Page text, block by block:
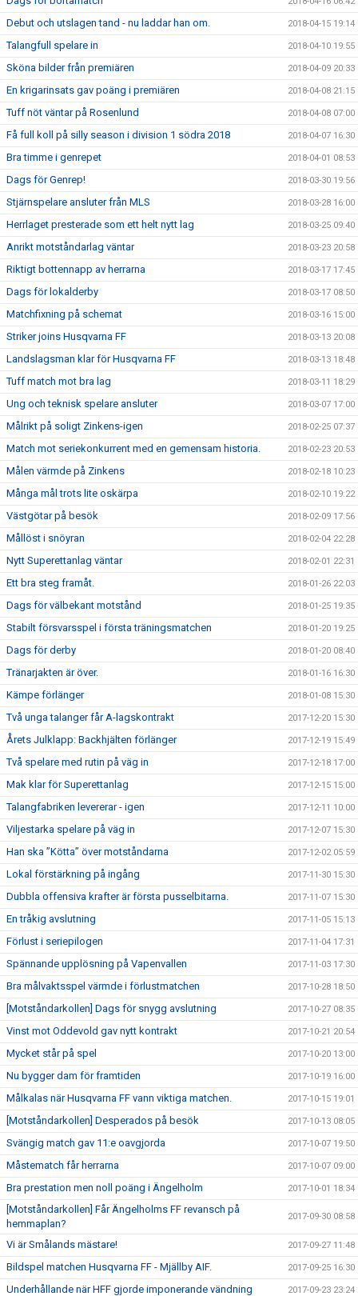
Debut och utslagen tand - nu laddar han om. 2018-04-15 19:14
Talangfull spelare in 2018-04-10 19:55
Sköna bilder från premiären 2018-04-09 20:33
En krigarinsats gav poäng i premiären 2018-04-08 21:15
Tuff nöt väntar på Rosenlund 2018-04-08 07:00
Få full koll på silly season i division 1 södra 2018 2018-04-07 16:30
Bra timme i genrepet 2018-04-01 08:53
Dags för Genrep! 2018-03-30 19:56
Stjärnspelare ansluter från MLS 2018-03-28 16:00
Herrlaget presterade som ett helt nytt lag 2018-03-25 09:40
Anrikt motståndarlag väntar 2018-03-23 20:58
Riktigt bottennapp av herrarna 2018-03-17 17:45
Dags för lokalderby 2018-03-17 08:50
Matchfixning på schemat 2018-03-16 15:00
Striker joins Husqvarna FF 2018-03-13 20:08
Landslagsman klar för Husqvarna FF 2018-03-13 18:48
Tuff match mot bra lag 2018-03-11 18:29
Ung och teknisk spelare ansluter 2018-03-07 17:00
Målrikt på soligt Zinkens-igen 2018-02-25 07:37
Match mot seriekonkurrent med en gemensam historia. 2018-02-23 20:53
Målen värmde på Zinkens 2018-02-18 10:23
Många mål trots lite oskärpa 2018-02-10 19:22
Västgötar på besök 2018-02-09 17:56
Mållöst i snöyran 2018-02-04 22:28
Nytt Superettanlag väntar 2018-02-01 22:31
Ett bra steg framåt. 2018-01-26 22:03
Dags för välbekant motstånd 2018-01-25 19:35
Stabilt försvarsspel i första träningsmatchen 2018-01-20 19:25
Dags för derby 2018-01-20 08:40
Tränarjakten är över. 2018-01-16 16:30
Kämpe förlänger 2018-01-08 15:30
Två unga talanger får A-lagskontrakt 2017-12-20 15:30
Årets Julklapp: Backhjälten förlänger 2017-12-19 15:49
Två spelare med rutin på väg in 2017-12-18 17:00
Mak klar för Superettanlag 2017-12-15 15:00
Talangfabriken levererar - igen 2017-12-11 10:00
Viljestarka spelare på väg in 2017-12-07 15:30
Han ska ”Kötta” över motståndarna 2017-12-02 05:59
Lokal förstärkning på ingång 2017-11-30 15:30
Dubbla offensiva krafter är första pusselbitarna. 2017-11-07 15:30
En tråkig avslutning 2017-11-05 15:13
Förlust i seriepilogen 2017-11-04 17:31
Spännande upplösning på Vapenvallen 2017-11-03 17:30
Bra målvaktsspel värmde i förlustmatchen 2017-10-28 18:50
[Motståndarkollen] Dags för snygg avslutning 2017-10-27 08:35
Vinst mot Oddevold gav nytt kontrakt 2017-10-21 20:54
Mycket står på spel 2017-10-20 13:00
Nu bygger dam för framtiden 2017-10-19 16:00
Målkalas när Husqvarna FF vann viktiga matchen. 2017-10-15 19:01
[Motståndarkollen] Desperados på besök 2017-10-13 08:05
Svängig match gav 11:e oavgjorda 2017-10-07 19:50
Måstematch får herrarna 2017-10-07 09:00
Bra prestation men noll poäng i Ängelholm 2017-10-01 18:34
[Motståndarkollen] Får Ängelholms FF revansch på
hemmaplan?
2017-09-30 08:58
Vi är Smålands mästare! 2017-09-27 11:48
Bildspel matchen Husqvarna FF - Mjällby AIF. 2017-09-25 16:30
Underhållande när HFF gjorde imponerande vändning 2017-09-23 23:24